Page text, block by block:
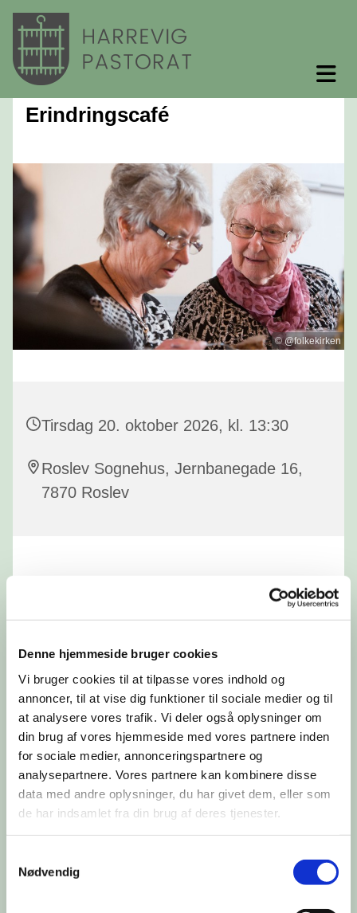
Denne hjemmeside bruger cookies
Vi bruger cookies til at tilpasse vores indhold og
annoncer, til at vise dig funktioner til sociale medier og til
at analysere vores trafik. Vi deler også oplysninger om
din brug af vores hjemmeside med vores partnere inden
for sociale medier, annonceringspartnere og
analysepartnere. Vores partnere kan kombinere disse
data med andre oplysninger, du har givet dem, eller som
de har indsamlet fra din brug af deres tjenester.
Nødvendig
Erindringscafé
© @folkekirken
Tirsdag 20. oktober 2026, kl. 13:30
Roslev Sognehus, Jernbanegade 16,
7870 Roslev